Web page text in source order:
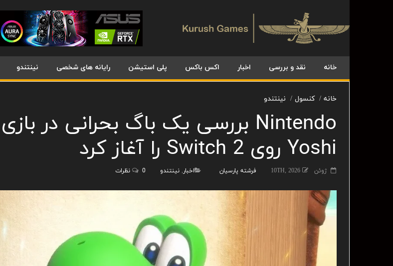
خانه نقد و بررسی اخبار اکس باکس پلی استیشن رایانه های شخصی نینتندو
خانه کنسول نینتندو
Nintendo بررسی یک باگ بحرانی در بازی
Yoshi روی Switch 2 را آغاز کرد
ژوئن 10TH, 2026 فرشته پارسیان اخبار, نینتندو 0 نظرات